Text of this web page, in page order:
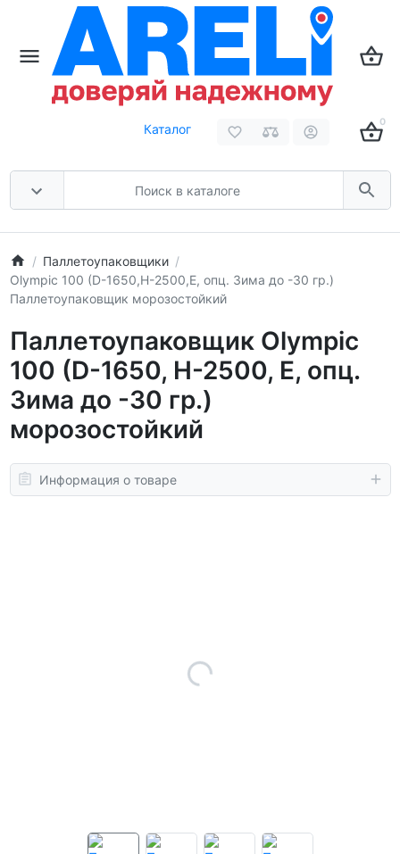
Каталог 0
Паллетоупаковщики
Olympic 100 (D-1650,H-2500,E, опц. Зима до -30 гр.)
Паллетоупаковщик морозостойкий
Паллетоупаковщик Olympic
100 (D-1650, H-2500, E, опц.
Зима до -30 гр.)
морозостойкий
Информация о товаре